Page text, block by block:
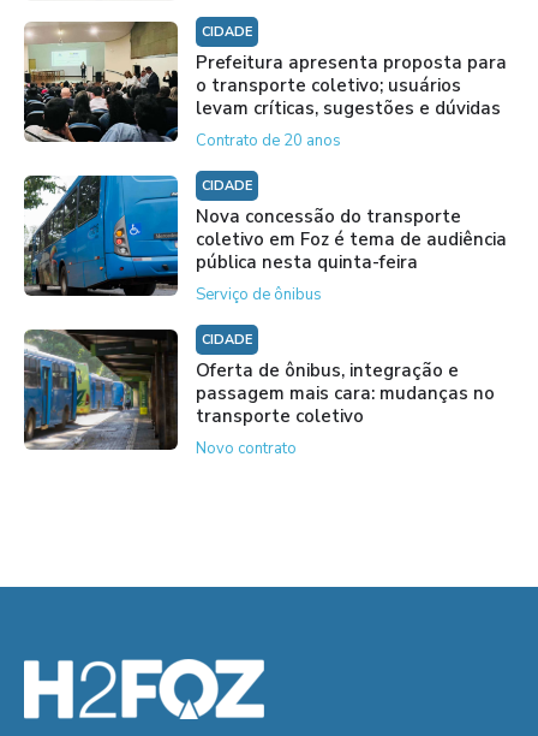
CIDADE
Prefeitura apresenta proposta para
o transporte coletivo; usuários
levam críticas, sugestões e dúvidas
Contrato de 20 anos
CIDADE
Nova concessão do transporte
coletivo em Foz é tema de audiência
pública nesta quinta-feira
Serviço de ônibus
CIDADE
Oferta de ônibus, integração e
passagem mais cara: mudanças no
transporte coletivo
Novo contrato